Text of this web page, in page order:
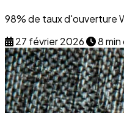
98% de taux d'ouverture
27 février 2026
8